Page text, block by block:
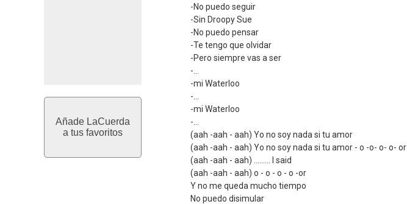
Añade LaCuerda
a tus favoritos
-No puedo seguir
-Sin Droopy Sue
-No puedo pensar
-Te tengo que olvidar
-Pero siempre vas a ser
-...
-mi Waterloo
-...
-mi Waterloo
-...
(aah -aah - aah) Yo no soy nada si tu amor
(aah -aah - aah) Yo no soy nada si tu amor - o -o- o- o- or
(aah -aah - aah) ......... I said
(aah -aah - aah) o - o - o - o -or
Y no me queda mucho tiempo
No puedo disimular